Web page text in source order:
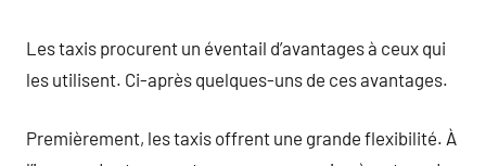
Les taxis procurent un éventail d’avantages à ceux qui
les utilisent. Ci-après quelques-uns de ces avantages.
Premièrement, les taxis offrent une grande flexibilité. À